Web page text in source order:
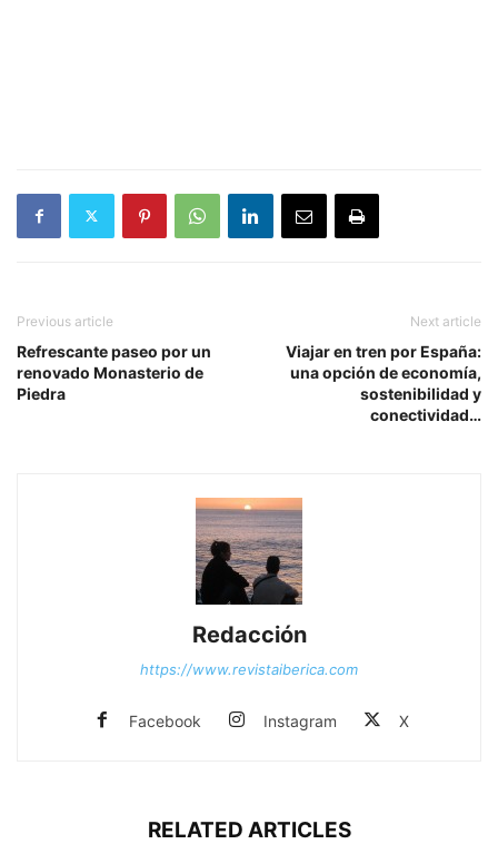
Previous article
Refrescante paseo por un
renovado Monasterio de
Piedra
Next article
Viajar en tren por España:
una opción de economía,
sostenibilidad y
conectividad…
Redacción
https://www.revistaiberica.com
Facebook Instagram X
RELATED ARTICLES